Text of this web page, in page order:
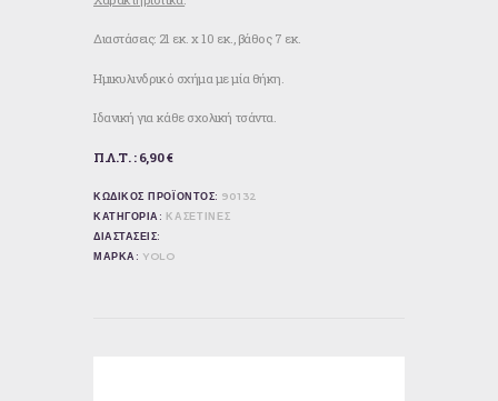
Διαστάσεις: 21 εκ. x 10 εκ., βάθος 7 εκ.
Ημικυλινδρικό σχήμα με μία θήκη.
Ιδανική για κάθε σχολική τσάντα.
Π.Λ.Τ. : 6,90 €
ΚΩΔΙΚΟΣ ΠΡΟΪΟΝΤΟΣ: 90132
ΚΑΤΗΓΟΡΙΑ: ΚΑΣΕΤΙΝΕΣ
ΔΙΑΣΤΑΣΕΙΣ:
ΜΑΡΚΑ: YOLO